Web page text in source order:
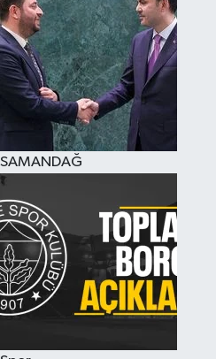
SAMANDAĞ